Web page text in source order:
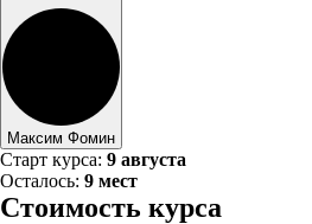
Максим Фомин
Старт курса: 9 августа
Осталось: 9 мест
Стоимость курса